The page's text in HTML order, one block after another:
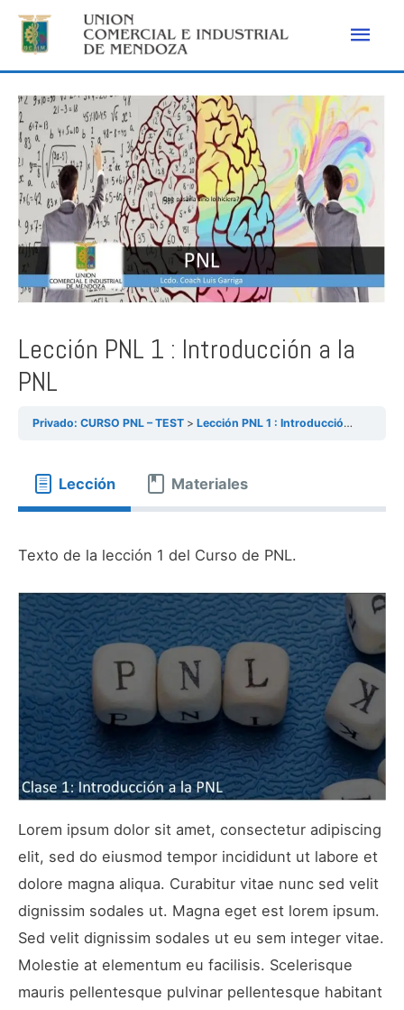
Lección PNL 1 : Introducción a la
PNL
Privado: CURSO PNL – TEST Lección PNL 1 : Introducción a la PNL
Lección Materiales
Texto de la lección 1 del Curso de PNL.
Lorem ipsum dolor sit amet, consectetur adipiscing
elit, sed do eiusmod tempor incididunt ut labore et
dolore magna aliqua. Curabitur vitae nunc sed velit
dignissim sodales ut. Magna eget est lorem ipsum.
Sed velit dignissim sodales ut eu sem integer vitae.
Molestie at elementum eu facilisis. Scelerisque
mauris pellentesque pulvinar pellentesque habitant